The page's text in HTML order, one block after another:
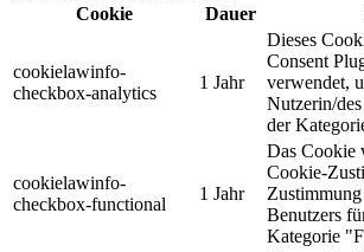
Cookie
Dauer
cookielawinfo-
checkbox-analytics
1 Jahr
Dieses
Consent
verwendet,
Nutzerin/
der
cookielawinfo-
checkbox-functional
1 Jahr
Das Cookie
Cookie-
Benutzers
Kategorie